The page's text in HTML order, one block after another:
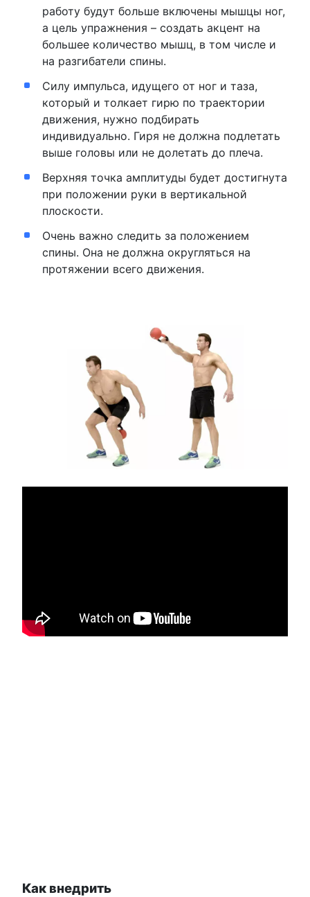
работу будут больше включены мышцы ног,
а цель упражнения – создать акцент на
большее количество мышц, в том числе и
на разгибатели спины.
Силу импульса, идущего от ног и таза,
который и толкает гирю по траектории
движения, нужно подбирать
индивидуально. Гиря не должна подлетать
выше головы или не долетать до плеча.
Верхняя точка амплитуды будет достигнута
при положении руки в вертикальной
плоскости.
Очень важно следить за положением
спины. Она не должна округляться на
протяжении всего движения.
Как внедрить